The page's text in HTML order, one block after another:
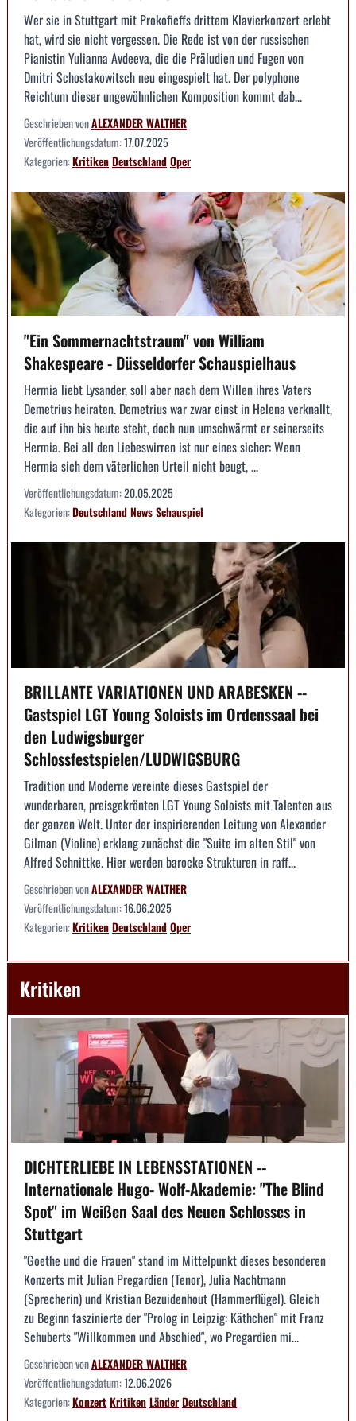
Wer sie in Stuttgart mit Prokofieffs drittem Klavierkonzert erlebt
hat, wird sie nicht vergessen. Die Rede ist von der russischen
Pianistin Yulianna Avdeeva, die die Präludien und Fugen von
Dmitri Schostakowitsch neu eingespielt hat. Der polyphone
Reichtum dieser ungewöhnlichen Komposition kommt dab...
Geschrieben vonALEXANDER WALTHER
Veröffentlichungsdatum:17.07.2025
Kategorien:KritikenDeutschlandOper
"Ein Sommernachtstraum" von William
Shakespeare - Düsseldorfer Schauspielhaus
Hermia liebt Lysander, soll aber nach dem Willen ihres Vaters
Demetrius heiraten. Demetrius war zwar einst in Helena verknallt,
die auf ihn bis heute steht, doch nun umschwärmt er seinerseits
Hermia. Bei all den Liebeswirren ist nur eines sicher: Wenn
Hermia sich dem väterlichen Urteil nicht beugt, ...
Veröffentlichungsdatum:20.05.2025
Kategorien:DeutschlandNewsSchauspiel
BRILLANTE VARIATIONEN UND ARABESKEN --
Gastspiel LGT Young Soloists im Ordenssaal bei
den Ludwigsburger
Schlossfestspielen/LUDWIGSBURG
Tradition und Moderne vereinte dieses Gastspiel der
wunderbaren, preisgekrönten LGT Young Soloists mit Talenten aus
der ganzen Welt. Unter der inspirierenden Leitung von Alexander
Gilman (Violine) erklang zunächst die "Suite im alten Stil" von
Alfred Schnittke. Hier werden barocke Strukturen in raff...
Geschrieben vonALEXANDER WALTHER
Veröffentlichungsdatum:16.06.2025
Kategorien:KritikenDeutschlandOper
Kritiken
DICHTERLIEBE IN LEBENSSTATIONEN --
Internationale Hugo- Wolf-Akademie: "The Blind
Spot" im Weißen Saal des Neuen Schlosses in
Stuttgart
"Goethe und die Frauen" stand im Mittelpunkt dieses besonderen
Konzerts mit Julian Pregardien (Tenor), Julia Nachtmann
(Sprecherin) und Kristian Bezuidenhout (Hammerflügel). Gleich
zu Beginn faszinierte der "Prolog in Leipzig: Käthchen" mit Franz
Schuberts "Willkommen und Abschied", wo Pregardien mi...
Geschrieben vonALEXANDER WALTHER
Veröffentlichungsdatum:12.06.2026
Kategorien:KonzertKritikenLänderDeutschland